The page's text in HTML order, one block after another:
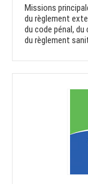
Missions
du règlement
du code pénal,
du règlement